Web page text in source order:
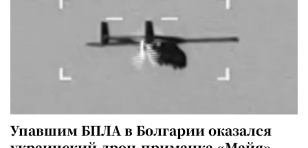
Упавшим БПЛА в Болгарии оказался